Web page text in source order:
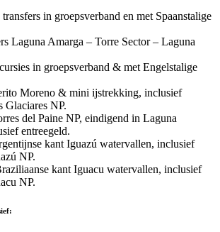
in groepsverband en met Spaanstalige
Laguna Amarga – Torre Sector – Laguna
in groepsverband & met Engelstalige
Moreno & mini ijstrekking, inclusief
Glaciares NP.
del Paine NP, eindigend in Laguna
entreegeld.
kant Iguazú watervallen, inclusief
NP.
kant Iguacu watervallen, inclusief
NP.